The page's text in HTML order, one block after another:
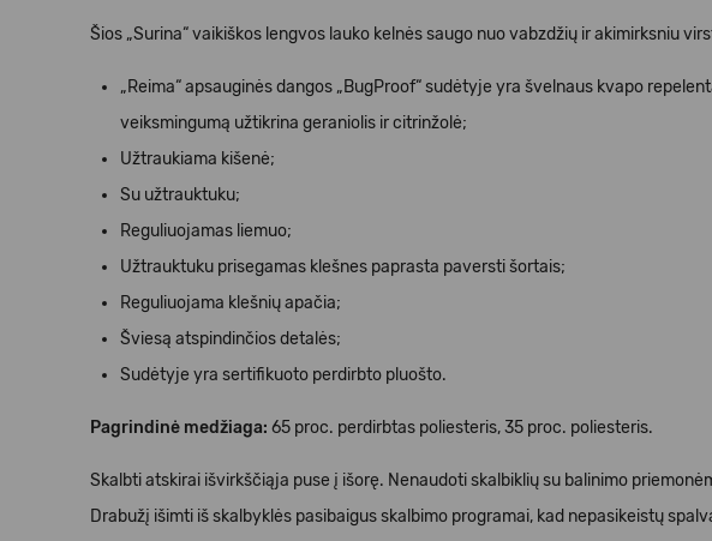
Šios „Surina“ vaikiškos lengvos lauko kelnės saugo nuo vabzdžių ir akimirksniu
„Reima“ apsauginės dangos „BugProof“ sudėtyje yra švelnaus kvapo
veiksmingumą užtikrina geraniolis ir citrinžolė;
Užtraukiama kišenė;
Su užtrauktuku;
Reguliuojamas liemuo;
Užtrauktuku prisegamas klešnes paprasta paversti šortais;
Reguliuojama klešnių apačia;
Šviesą atspindinčios detalės;
Sudėtyje yra sertifikuoto perdirbto pluošto.
Pagrindinė medžiaga: 65 proc. perdirbtas poliesteris, 35 proc. poliesteris.
Skalbti atskirai išvirkščiąja puse į išorę. Nenaudoti skalbiklių su balinimo
Drabužį išimti iš skalbyklės pasibaigus skalbimo programai, kad nepasikeistų